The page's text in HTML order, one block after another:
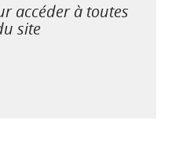
accéder à toutes
site